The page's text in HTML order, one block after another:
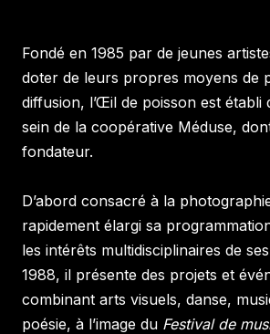
Fondé en 1985 par de jeunes
doter de leurs propres moyens de
diffusion, l’Œil de poisson est établi
sein de la coopérative Méduse,
fondateur.
D’abord consacré à la
rapidement élargi sa
les intérêts multidisciplinaires de
1988, il présente des projets et
combinant arts visuels, danse,
poésie, à l’image du Festival de